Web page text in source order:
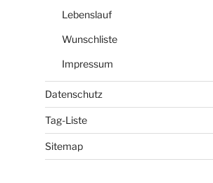
Lebenslauf
Wunschliste
Impressum
Datenschutz
Tag-Liste
Sitemap